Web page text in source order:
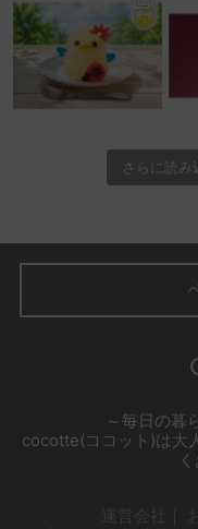
さらに読み
～毎日の暮
cocotte(ココット)は大